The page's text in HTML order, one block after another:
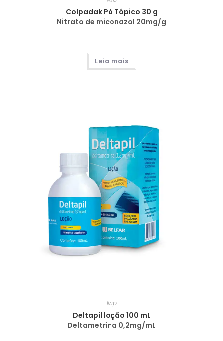
Colpadak Pó Tópico 30 g
Nitrato de miconazol 20mg/g
Leia mais
Mip
Deltapil loção 100 mL
Deltametrina 0,2mg/mL